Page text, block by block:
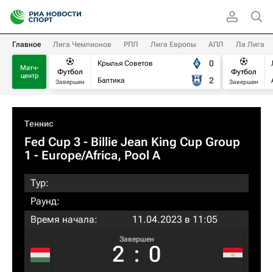
Главное Лига Чемпионов РПЛ Лига Европы АПЛ Ла Лига
Матч-
центр
Футбол
Завершен
Крылья Советов
Балтика
0
2
Футбол
Завершен
Теннис
Fed Cup 3 - Billie Jean King Cup Group
1 - Europe/Africa, Pool A
Тур:
Раунд:
Время начала:
11.04.2023 в 11:05
Завершен
2 : 0